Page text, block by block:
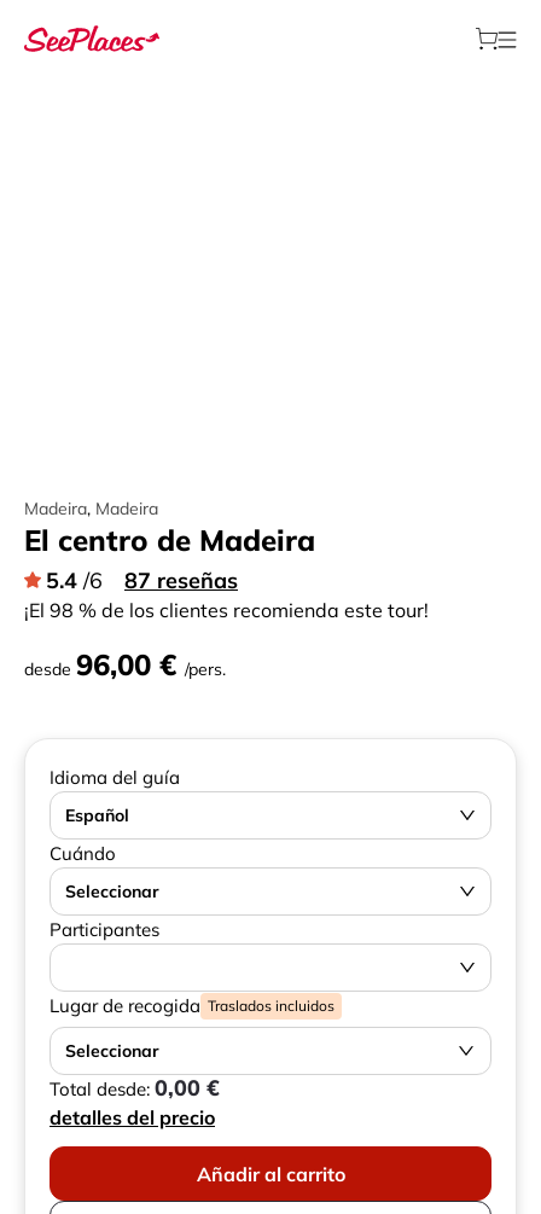
Madeira, Madeira
El centro de Madeira
5.4 /6 87 reseñas
¡El 98 % de los clientes recomienda este tour!
desde 96,00 € /pers.
Idioma del guía
Español
Cuándo
Seleccionar
Participantes
Lugar de recogida Traslados incluidos
Seleccionar
Total desde: 0,00 €
detalles del precio
Añadir al carrito